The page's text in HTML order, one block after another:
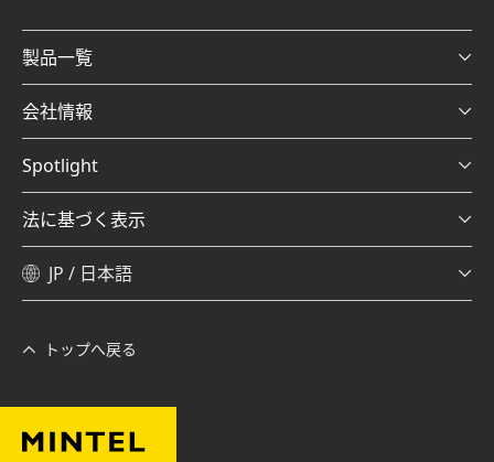
製品一覧
会社情報
Spotlight
法に基づく表示
JP / 日本語
トップへ戻る